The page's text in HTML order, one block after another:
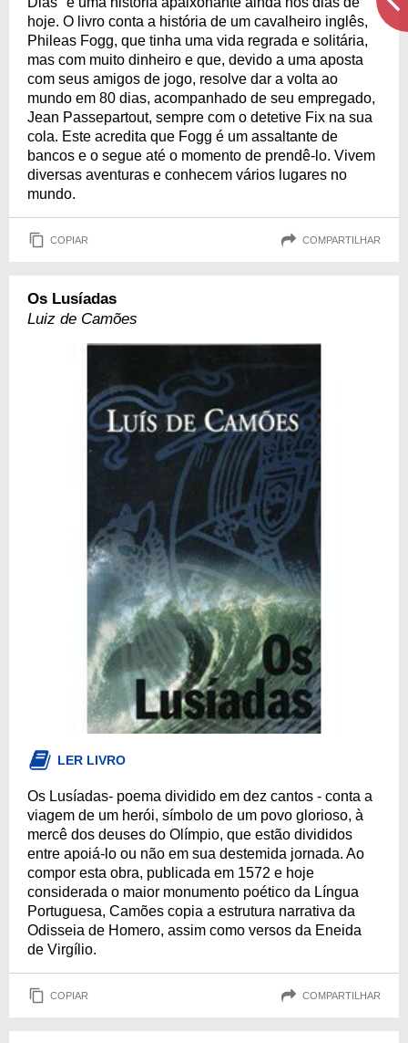
hoje. O livro conta a história de um cavalheiro inglês,
Phileas Fogg, que tinha uma vida regrada e solitária,
mas com muito dinheiro e que, devido a uma aposta
com seus amigos de jogo, resolve dar a volta ao
mundo em 80 dias, acompanhado de seu empregado,
Jean Passepartout, sempre com o detetive Fix na sua
cola. Este acredita que Fogg é um assaltante de
bancos e o segue até o momento de prendê-lo. Vivem
diversas aventuras e conhecem vários lugares no
mundo.
COPIAR COMPARTILHAR
Os Lusíadas
Luiz de Camões
LER LIVRO
Os Lusíadas- poema dividido em dez cantos - conta a
viagem de um herói, símbolo de um povo glorioso, à
mercê dos deuses do Olímpio, que estão divididos
entre apoiá-lo ou não em sua destemida jornada. Ao
compor esta obra, publicada em 1572 e hoje
considerada o maior monumento poético da Língua
Portuguesa, Camões copia a estrutura narrativa da
Odisseia de Homero, assim como versos da Eneida
de Virgílio.
COPIAR COMPARTILHAR